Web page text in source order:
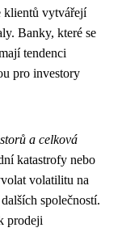
klientů vytvářejí
Banky, které se
tendenci
pro investory
a celková
katastrofy nebo
volatilitu na
společností.
prodeji